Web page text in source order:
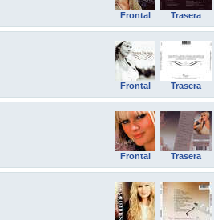
Frontal Trasera
Frontal Trasera
Frontal Trasera